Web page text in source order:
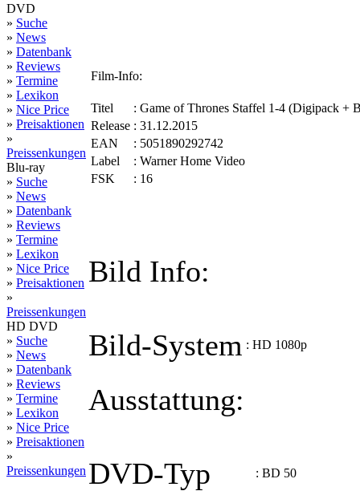
DVD
» Suche
» News
» Datenbank
» Reviews
» Termine
» Lexikon
» Nice Price
» Preisaktionen
»
Preissenkungen
Blu-ray
» Suche
» News
» Datenbank
» Reviews
» Termine
» Lexikon
» Nice Price
» Preisaktionen
»
Preissenkungen
HD DVD
» Suche
» News
» Datenbank
» Reviews
» Termine
» Lexikon
» Nice Price
» Preisaktionen
»
Preissenkungen
Film-Info:
Titel : Game of Thrones Staffel 1-4 (Digipack +
Release : 31.12.2015
EAN
: 5051890292742
Label
: Warner Home Video
FSK
: 16
Bild Info:
Bild-System : HD 1080p
Ausstattung:
DVD-Typ : BD 50